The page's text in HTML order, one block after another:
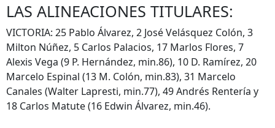
LAS ALINEACIONES TITULARES:
VICTORIA: 25 Pablo Álvarez, 2 José Velásquez Colón, 3
Milton Núñez, 5 Carlos Palacios, 17 Marlos Flores, 7
Alexis Vega (9 P. Hernández, min.86), 10 D. Ramírez, 20
Marcelo Espinal (13 M. Colón, min.83), 31 Marcelo
Canales (Walter Lapresti, min.77), 49 Andrés Rentería y
18 Carlos Matute (16 Edwin Álvarez, min.46).